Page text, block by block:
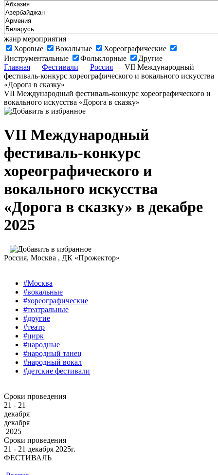
жанр мероприятия
Хоровые
Вокальные
Хореографические
Инструментальные
Фольклорные
Другие
Главная – Фестивали – Россия – VII Международный
фестиваль-конкурс хореографического и вокального искусства
«Дорога в сказку»
VII Международный фестиваль-конкурс хореографического и
вокального искусства «Дорога в сказку»
VII Международный
фестиваль-конкурс
хореографического и
вокального искусства
«Дорога в сказку» в декабре
2025
Россия, Москва , ДК «Прожектор»
#Москва
#вокальные
#хореографические
#театральные
#другие
#театр
#цирк
#народные
#народный танец
#народный вокал
#детские фестивали
Сроки проведения
21 - 21
декабря
декабря
2025
Сроки проведения
21 ‐ 21 декабря 2025г.
ФЕСТИВАЛЬ